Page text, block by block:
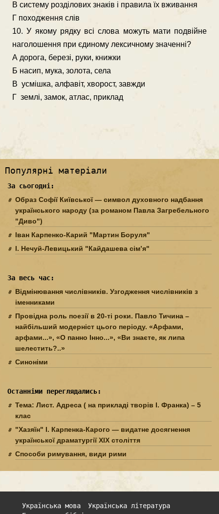
В систему розділових знаків і правила їх вживання
Г походження слів
10. У якому рядку всі слова можуть мати подвійне
наголошення при єдиному лексичному значенні?
А дорога, березі, руки, книжки
Б насип, мука, золота, села
В усмішка, алфавіт, хворост, завжди
Г землі, замок, атлас, приклад
Популярні матеріали
За сьогодні:
Образ Софії Київської — символ духовного надбання
українського народу (за романом Павла Загребельного
"Диво")
Іван Карпенко-Карий "Мартин Боруля"
І. Нечуй-Левицький "Кайдашева сім’я"
За весь час:
Відмінювання числівників. Узгодження числівників з
іменниками
Провідна роль поезії в 20-ті роки. Павло Тичина –
найбільший модерніст цього періоду. «Арфами,
арфами...», «О панно Інно...», «Ви знаєте, як липа
шелестить?..»
Синоніми
Останніми переглядались:
Тема: Лист. Адреса ( на прикладі творів І. Франка) – 5
клас
"Хазяїн" І. Карпенка-Карого — видатне досягнення
української драматургії XIX століття
Способи римування, види рими
Українська мова
Українська література